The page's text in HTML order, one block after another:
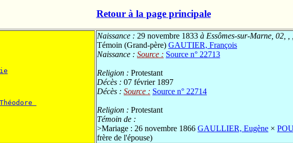
Retour à la page principale
Naissance : 29 novembre 1833 à Essômes-sur-Marne, 02, ,
Témoin (Grand-père) GAUTIER, François
Naissance : Source : Source n° 22713
Religion : Protestant
Décès : 07 février 1897
Décès : Source : Source n° 22714
Religion : Protestant
Témoin de :
>Mariage : 26 novembre 1866 GAULLIER, Eugène ×
frère de l'épouse)